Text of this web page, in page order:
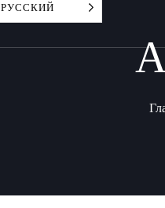
РУССКИЙ